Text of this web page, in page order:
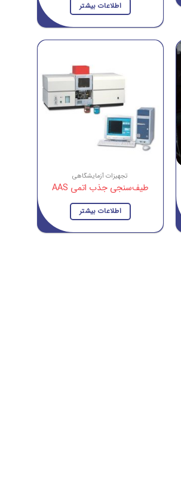
اطلاعات بیشتر
تجهیزات آزمایشگاهی
طیف‌سنجی جذب اتمی AAS
اطلاعات بیشتر